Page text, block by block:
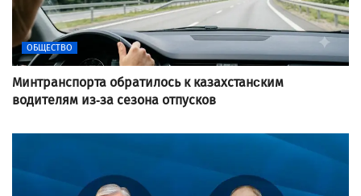
ОБЩЕСТВО
Минтранспорта обратилось к казахстанcким
водителям из-за сезона отпусков